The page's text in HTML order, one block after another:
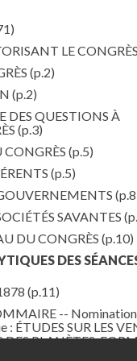
LE
(p.2)
(p.2)
DES QUESTIONS À
(p.3)
CONGRÈS (p.5)
(p.5)
SAVANTES
DU CONGRÈS (p.10)
DES
(p.11)
--
ÉTUDES SUR LES
PLANÈTES,